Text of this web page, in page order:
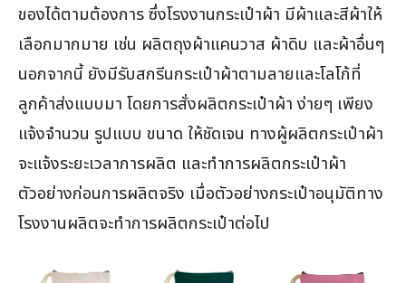
ของได้ตามต้องการ ซึ่งโรงงานกระเป๋าผ้า มีผ้าและสีผ้าให้
เลือกมากมาย เช่น ผลิตถุงผ้าแคนวาส ผ้าดิบ และผ้าอื่นๆ
นอกจากนี้ ยังมีรับสกรีนกระเป๋าผ้าตามลายและโลโก้ที่
ลูกค้าส่งแบบมา โดยการสั่งผลิตกระเป๋าผ้า ง่ายๆ เพียง
แจ้งจำนวน รูปแบบ ขนาด ให้ชัดเจน ทางผู้ผลิตกระเป๋าผ้า
จะแจ้งระยะเวลาการผลิต และทำการผลิตกระเป๋าผ้า
ตัวอย่างก่อนการผลิตจริง เมื่อตัวอย่างกระเป๋าอนุมัติทาง
โรงงานผลิตจะทำการผลิตกระเป๋าต่อไป